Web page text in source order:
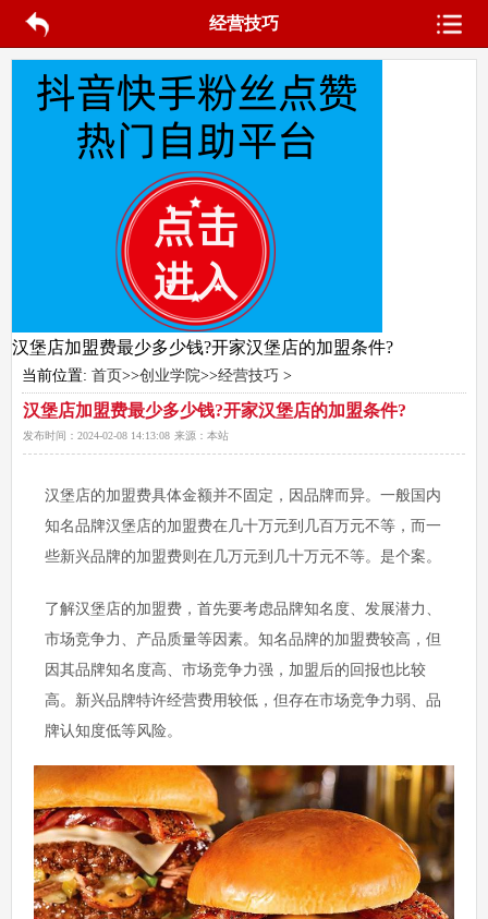
经营技巧
汉堡店加盟费最少多少钱?开家汉堡店的加盟条件?
当前位置: 首页>>创业学院>>经营技巧 >
汉堡店加盟费最少多少钱?开家汉堡店的加盟条件?
发布时间： 2024-02-08 14:13:08 来源： 本站
汉堡店的加盟费具体金额并不固定，因品牌而异。一般国内
知名品牌汉堡店的加盟费在几十万元到几百万元不等，而一
些新兴品牌的加盟费则在几万元到几十万元不等。是个案。
了解汉堡店的加盟费，首先要考虑品牌知名度、发展潜力、
市场竞争力、产品质量等因素。知名品牌的加盟费较高，但
因其品牌知名度高、市场竞争力强，加盟后的回报也比较
高。新兴品牌特许经营费用较低，但存在市场竞争力弱、品
牌认知度低等风险。